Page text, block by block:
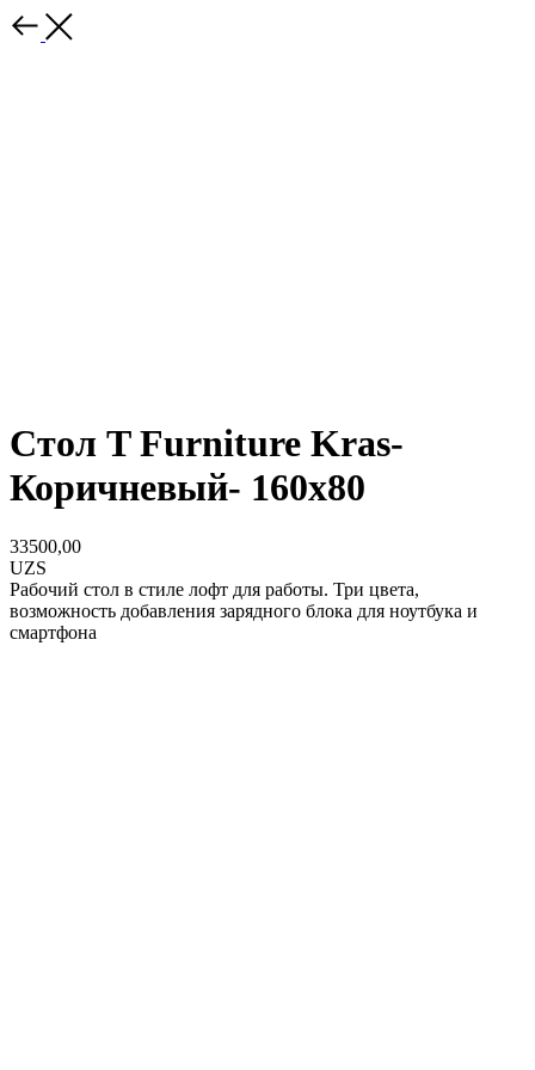
Стол T Furniture Kras-
Коричневый- 160x80
33500,00
UZS
Рабочий стол в стиле лофт для работы. Три цвета,
возможность добавления зарядного блока для ноутбука и
смартфона